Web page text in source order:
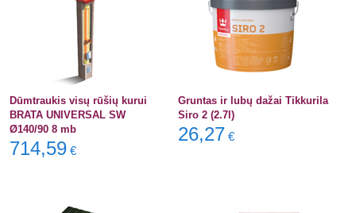
Dūmtraukis visų rūšių kurui
BRATA UNIVERSAL SW
Ø140/90 8 mb
714,59 €
Gruntas ir lubų dažai Tikkurila
Siro 2 (2.7l)
26,27 €